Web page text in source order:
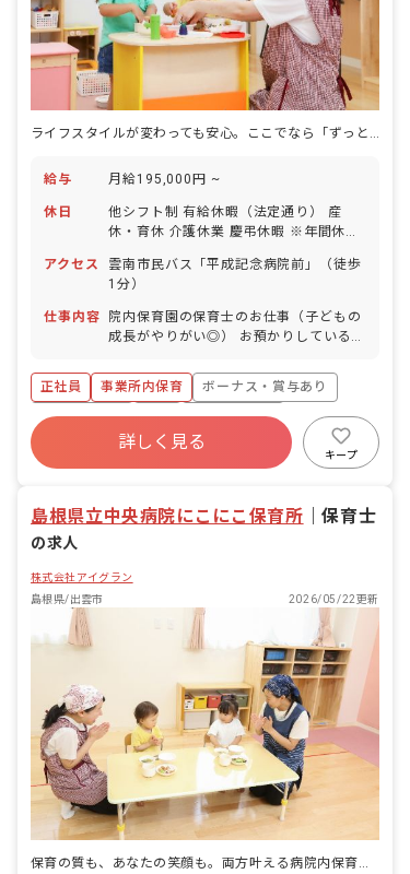
ライフスタイルが変わっても安心。ここでなら「ずっと」働ける。
給与 月給195,000円 ~
休日
他シフト制 有給休暇（法定通り） 産
休・育休 介護休業 慶弔休暇 ※年間休日
を付与）
アクセス
雲南市民バス「平成記念病院前」（徒歩
1分）
仕事内容
院内保育園の保育士のお仕事（子どもの
成長がやりがい◎） お預かりしている子
食事・睡眠・排泄・清潔・衣類の着脱等
・集団生活を通じた社会性の装着 ・行事
の計画・実行、お知らせの作成
正社員 事業所内保育
ボーナス・賞与あり
社会保険完備
有給
福利厚生充実
昇給昇進あり
産休育休制度
詳しく見る
キープ
島根県立中央病院にこにこ保育所 ｜保育士
の求人
株式会社アイグラン
島根県/出雲市
2026/05/22更新
保育の質も、あなたの笑顔も。両方叶える病院内保育で輝こう